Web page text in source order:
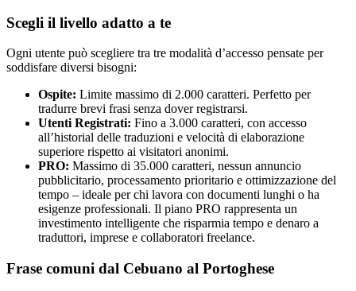
Scegli il livello adatto a te
Ogni utente può scegliere tra tre modalità d’accesso pensate per
soddisfare diversi bisogni:
Ospite: Limite massimo di 2.000 caratteri. Perfetto per
tradurre brevi frasi senza dover registrarsi.
Utenti Registrati: Fino a 3.000 caratteri, con accesso
all’historial delle traduzioni e velocità di elaborazione
superiore rispetto ai visitatori anonimi.
PRO: Massimo di 35.000 caratteri, nessun annuncio
pubblicitario, processamento prioritario e ottimizzazione del
tempo – ideale per chi lavora con documenti lunghi o ha
esigenze professionali. Il piano PRO rappresenta un
investimento intelligente che risparmia tempo e denaro a
traduttori, imprese e collaboratori freelance.
Frase comuni dal Cebuano al Portoghese